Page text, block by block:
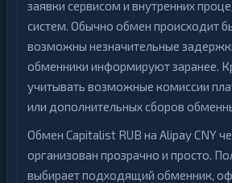
заявки сервисом и внутренних
систем. Обычно обмен происходит
возможны незначительные
обменники информируют заранее.
учитывать возможные комиссии
или дополнительных сборов
Обмен Capitalist RUB на Alipay CNY
организован прозрачно и просто.
выбирает подходящий обменник,